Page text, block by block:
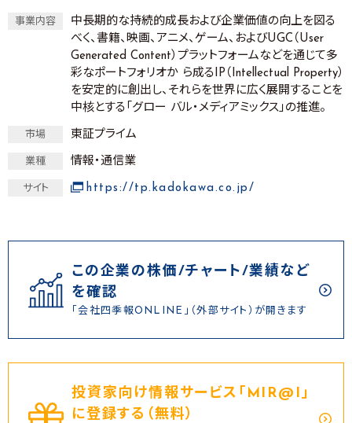
事業内容
中長期的な持続的成長および企業価値の向上を図る
べく、書籍、映画、アニメ、ゲーム、およびUGC（User
Generated Content）プラットフォームなどを通じて多
彩なポートフォリオか ら成るIP（Intellectual Property）
を安定的に創出し、それらを世界に広く展開することを
中核とする「グロー バル・メディアミックス」の推進。
市場 東証プライム
業種 情報・通信業
サイト https://tp.kadokawa.co.jp/
この企業の株価/チャート/業績など
を確認
「会社四季報ONLINE」（外部サイト）が開きます
投資家向け情報サービス｢MIR@I｣
に登録する（無料）